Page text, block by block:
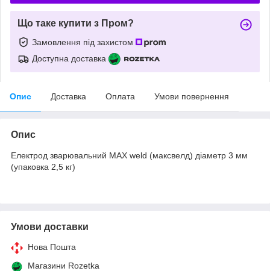
Що таке купити з Пром?
Замовлення під захистом
Доступна доставка
Опис Доставка Оплата Умови повернення
Опис
Електрод зварювальний MAX weld (максвелд) діаметр 3 мм
(упаковка 2,5 кг)
Умови доставки
Нова Пошта
Магазини Rozetka